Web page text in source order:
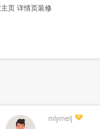
页 详情页装修
mlymeij